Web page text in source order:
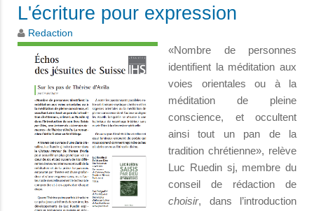
L'écriture pour expression
Redaction
«Nombre de personnes
identifient la méditation aux
voies orientales ou à la
méditation de pleine
conscience, et occultent
ainsi tout un pan de la
tradition chrétienne», relève
Luc Ruedin sj, membre du
conseil de rédaction de
choisir, dans l’introduction